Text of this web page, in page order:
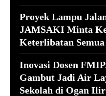
Proyek Lampu
JAMSAKI Minta
Keterlibatan
Inovasi Dosen
Gambut Jadi Air
Sekolah di Ogan Ilir